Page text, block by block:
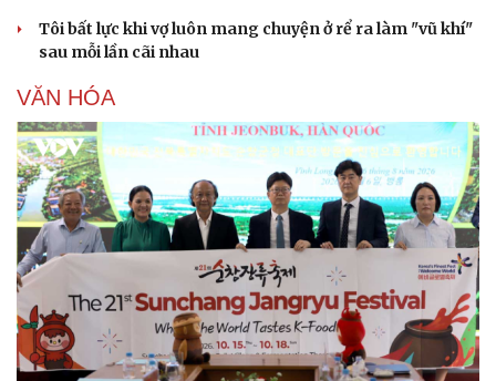
Văn hóa
Sân khấu - Điện ảnh
Văn học
Âm nhạc
Di sản
Giải trí
Nghệ sĩ
Thời trang
Sao Việt
Tôi bất lực khi vợ luôn mang chuyện ở rể ra làm "vũ khí"
sau mỗi lần cãi nhau
VĂN HÓA